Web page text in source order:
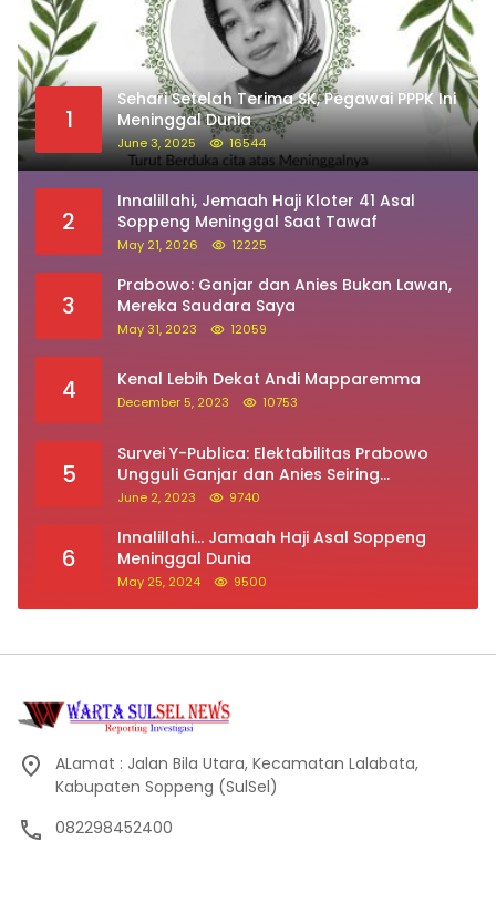
1
Sehari Setelah Terima SK, Pegawai PPPK Ini
Meninggal Dunia
June 3, 2025 16544
2
Innalillahi, Jemaah Haji Kloter 41 Asal
Soppeng Meninggal Saat Tawaf
May 21, 2026 12225
3
Prabowo: Ganjar dan Anies Bukan Lawan,
Mereka Saudara Saya
May 31, 2023 12059
4 Kenal Lebih Dekat Andi Mapparemma
December 5, 2023 10753
5
Survei Y-Publica: Elektabilitas Prabowo
Ungguli Ganjar dan Anies Seiring
Kepuasan Terhadap Jokowi Naik
June 2, 2023 9740
6
Innalillahi… Jamaah Haji Asal Soppeng
Meninggal Dunia
May 25, 2024 9500
ALamat : Jalan Bila Utara, Kecamatan Lalabata,
Kabupaten Soppeng (SulSel)
082298452400